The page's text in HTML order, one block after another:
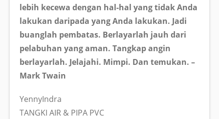
lebih kecewa dengan hal-hal yang tidak Anda
lakukan daripada yang Anda lakukan. Jadi
buanglah pembatas. Berlayarlah jauh dari
pelabuhan yang aman. Tangkap angin
berlayarlah. Jelajahi. Mimpi. Dan temukan. –
Mark Twain
YennyIndra
TANGKI AIR & PIPA PVC